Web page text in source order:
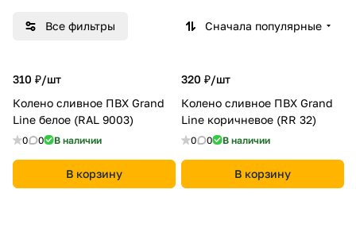
Все фильтры Сначала популярные
310 ₽/шт
Колено сливное ПВХ Grand
Line белое (RAL 9003)
0 0 В наличии
В корзину
320 ₽/шт
Колено сливное ПВХ Grand
Line коричневое (RR 32)
0 0 В наличии
В корзину